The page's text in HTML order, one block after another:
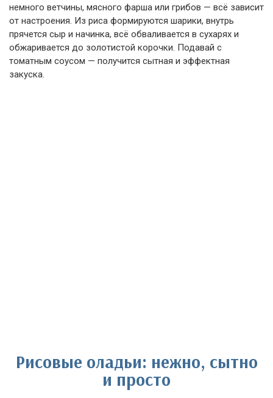
немного ветчины, мясного фарша или грибов — всё зависит
от настроения. Из риса формируются шарики, внутрь
прячется сыр и начинка, всё обваливается в сухарях и
обжаривается до золотистой корочки. Подавай с
томатным соусом — получится сытная и эффектная
закуска.
Рисовые оладьи: нежно, сытно
и просто